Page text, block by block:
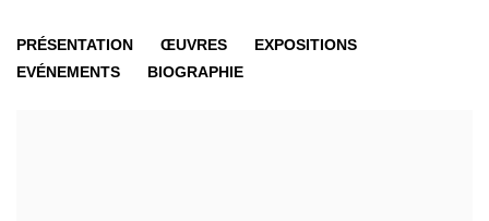
MICHELLE Y WILLIAMS
PRÉSENTATION ŒUVRES
EXPOSITIONS
EVÉNEMENTS
BIOGRAPHIE